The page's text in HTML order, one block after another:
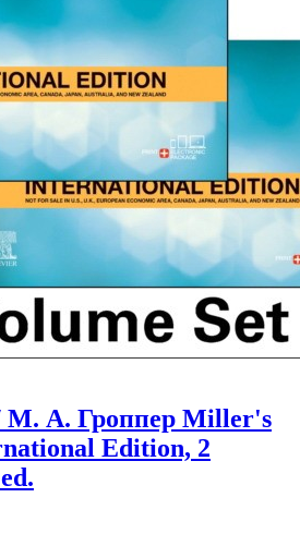
М. А. Гроппер Miller's
Edition, 2